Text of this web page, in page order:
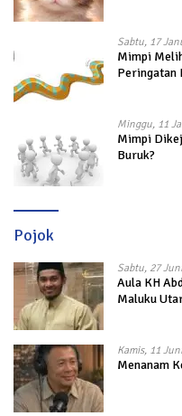
Sabtu, 17
Mimpi
Peringatan
Minggu, 11
Mimpi
Buruk?
Pojok
Sabtu, 27
Aula KH
Maluku
Kamis, 11
Menanam